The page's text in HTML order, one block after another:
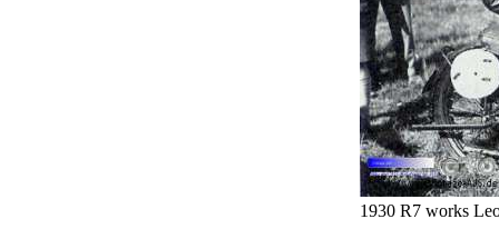
1930 R7 works